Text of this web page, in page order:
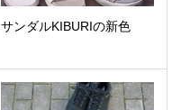
サンダルKIBURIの新色